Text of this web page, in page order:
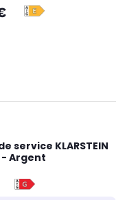
service KLARSTEIN
- Argent